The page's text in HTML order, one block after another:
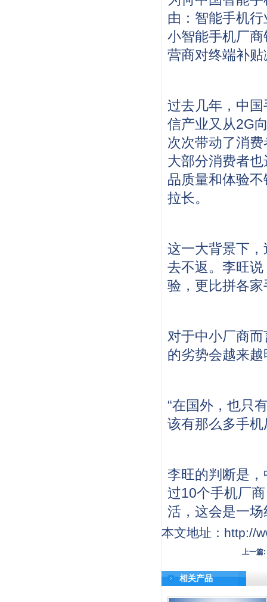
由：智能手机
小智能手机厂
营商对终端补
过去几年，中
信产业又从2G
次次带动了消
大部分消费者
品质量和体验
拉长。
这一大背景下
去不返。李旺
验，更比拼各
对于中小厂商
的劣势会越来
“在国外，也只
该有那么多手机
李旺的判断是
过10个手机厂
活，这会是一
本文地址：http://
上一篇:
相关产品